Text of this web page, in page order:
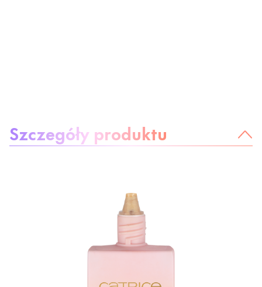
Szczegóły produktu